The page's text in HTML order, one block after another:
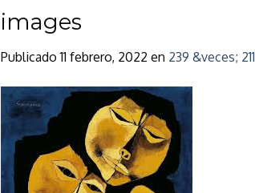
images
Publicado11 febrero, 2022 en 239 &veces; 211